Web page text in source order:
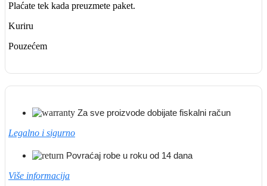
Plaćate tek kada preuzmete paket.
Kuriru
Pouzećem
Za sve proizvode dobijate fiskalni račun
Legalno i sigurno
Povraćaj robe u roku od 14 dana
Više informacija